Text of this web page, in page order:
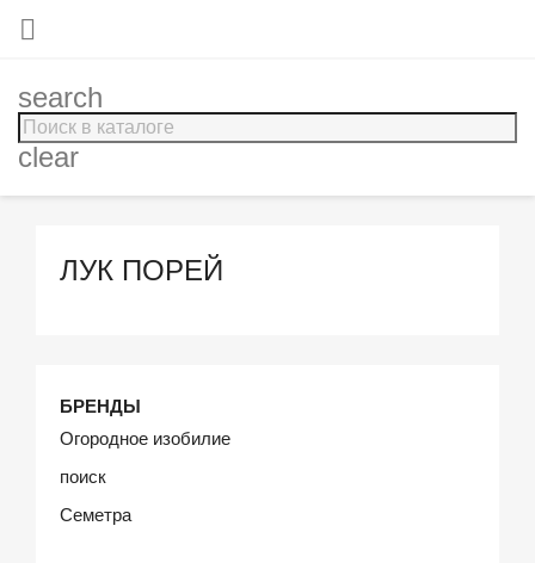

search
clear
ЛУК ПОРЕЙ
БРЕНДЫ
Огородное изобилие
поиск
Семетра